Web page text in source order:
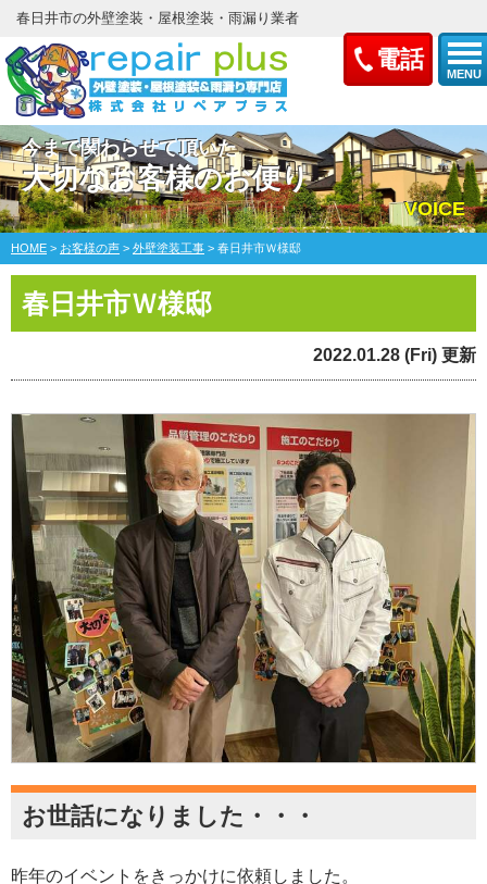
電話
MENU
春日井市の外壁塗装・屋根塗装・雨漏り業者
今まで関わらせて頂いた
大切なお客様のお便り
VOICE
HOME > お客様の声 > 外壁塗装工事 > 春日井市Ｗ様邸
春日井市Ｗ様邸
2022.01.28 (Fri) 更新
お世話になりました・・・
昨年のイベントをきっかけに依頼しました。